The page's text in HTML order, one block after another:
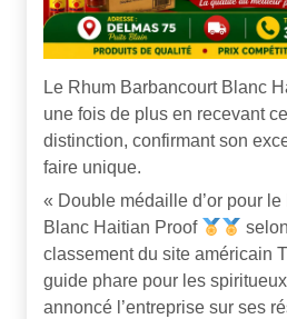
Le Rhum Barbancourt Blanc
une fois de plus en recevant
distinction, confirmant son
faire unique.
« Double médaille d’or pour
Blanc Haitian Proof
classement du site américain
guide phare pour les
annoncé l’entreprise sur ses